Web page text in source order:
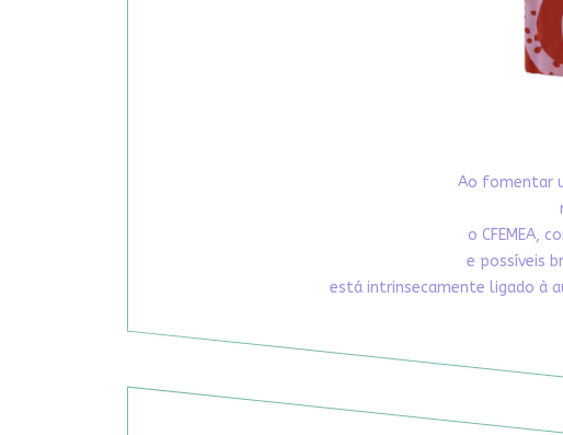
Ao fomentar
o CFEMEA,
e possíveis
está intrinsecamente ligado à